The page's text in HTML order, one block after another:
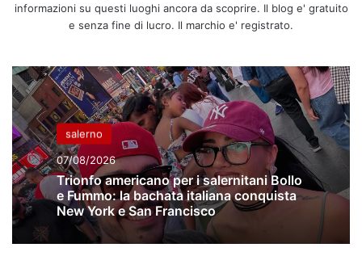
informazioni su questi luoghi ancora da scoprire. Il blog e' gratuito
e senza fine di lucro. Il marchio e' registrato.
salerno
07/08/2026
Trionfo americano per i salernitani Bollo
e Fummo: la bachata italiana conquista
New York e San Francisco